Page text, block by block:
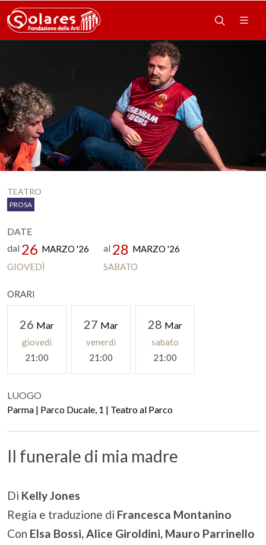
TEATRO
PROSA
DATE
dal 26 MARZO '26
GIOVEDÌ
al 28 MARZO '26
SABATO
ORARI
26 Mar
giovedì
21:00
27 Mar
venerdì
21:00
28 Mar
sabato
21:00
LUOGO
Parma | Parco Ducale, 1 | Teatro al Parco
Il funerale di mia madre
Di Kelly Jones
Regia e traduzione di Francesca Montanino
Con Elsa Bossi, Alice Giroldini, Mauro Parrinello